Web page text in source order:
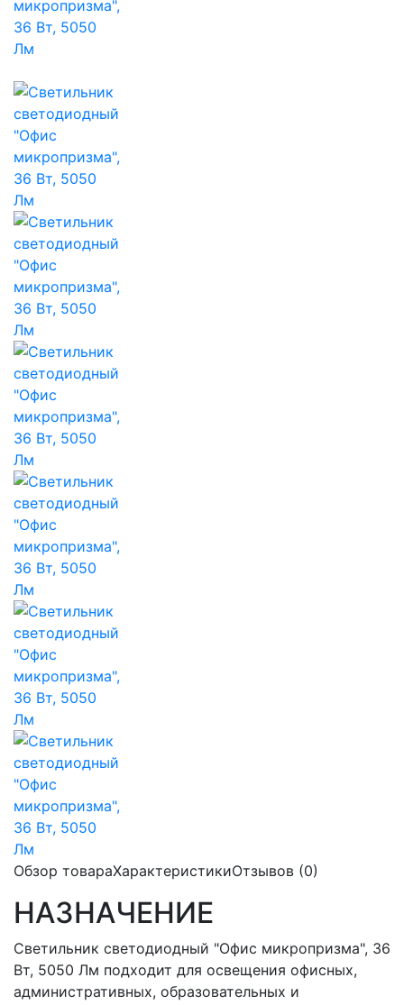
Обзор товараХарактеристикиОтзывов (0)
НАЗНАЧЕНИЕ
Светильник светодиодный "Офис микропризма", 36
Вт, 5050 Лм подходит для освещения офисных,
административных, образовательных и